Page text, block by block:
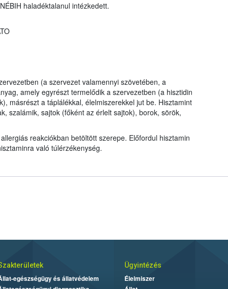
haladéktalanul intézkedett.
(a szervezet valamennyi szövetében, a
amely egyrészt termelődik a szervezetben (a hisztidin
másrészt a táplálékkal, élelmiszerekkel jut be. Hisztamint
szalámik, sajtok (főként az érlelt sajtok), borok, sörök,
reakciókban betöltött szerepe. Előfordul hisztamin
való túlérzékenység.
egészségügy és állatvédelem
Ügyintézés
Élelmiszer